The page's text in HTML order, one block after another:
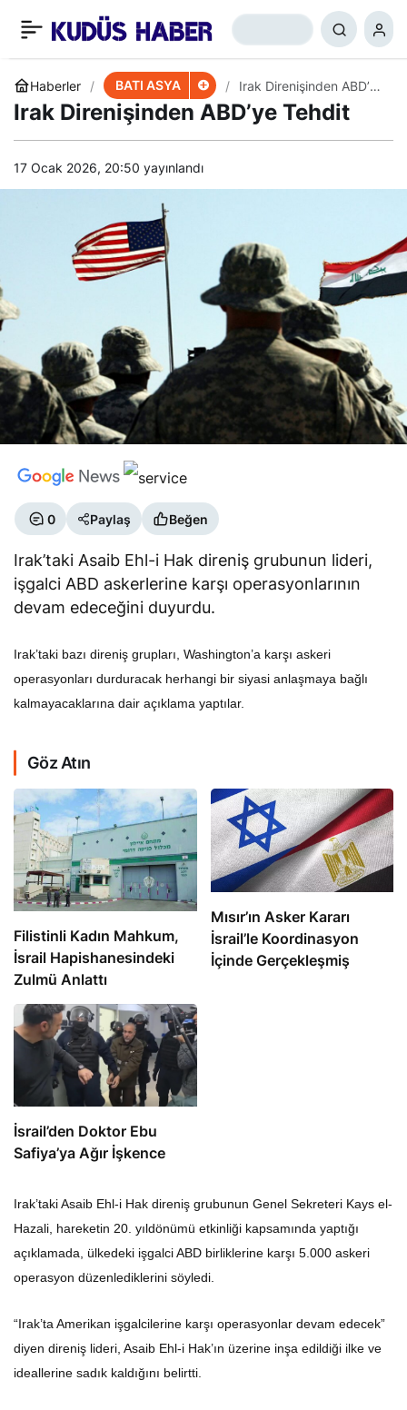
Haberler BATI ASYA
Irak Direnişinden ABD’ye
Tehdit
Irak Direnişinden ABD’ye Tehdit
17 Ocak 2026, 20:50 yayınlandı
0 Paylaş Beğen
Irak’taki Asaib Ehl-i Hak direniş grubunun lideri,
işgalci ABD askerlerine karşı operasyonlarının
devam edeceğini duyurdu.
Irak’taki bazı direniş grupları, Washington’a karşı askeri
operasyonları durduracak herhangi bir siyasi anlaşmaya bağlı
kalmayacaklarına dair açıklama yaptılar.
Göz Atın
Filistinli Kadın Mahkum,
İsrail Hapishanesindeki
Zulmü Anlattı
Mısır’ın Asker Kararı
İsrail’le Koordinasyon
İçinde Gerçekleşmiş
İsrail’den Doktor Ebu
Safiya’ya Ağır İşkence
Irak’taki Asaib Ehl-i Hak direniş grubunun Genel Sekreteri Kays el-
Hazali, hareketin 20. yıldönümü etkinliği kapsamında yaptığı
açıklamada, ülkedeki işgalci ABD birliklerine karşı 5.000 askeri
operasyon düzenlediklerini söyledi.
“Irak’ta Amerikan işgalcilerine karşı operasyonlar devam edecek”
diyen direniş lideri, Asaib Ehl-i Hak’ın üzerine inşa edildiği ilke ve
ideallerine sadık kaldığını belirtti.
Suriye’nin Birliğe Dönüşü
ABD’yi Kızdırdı
+ 0 Paylaş